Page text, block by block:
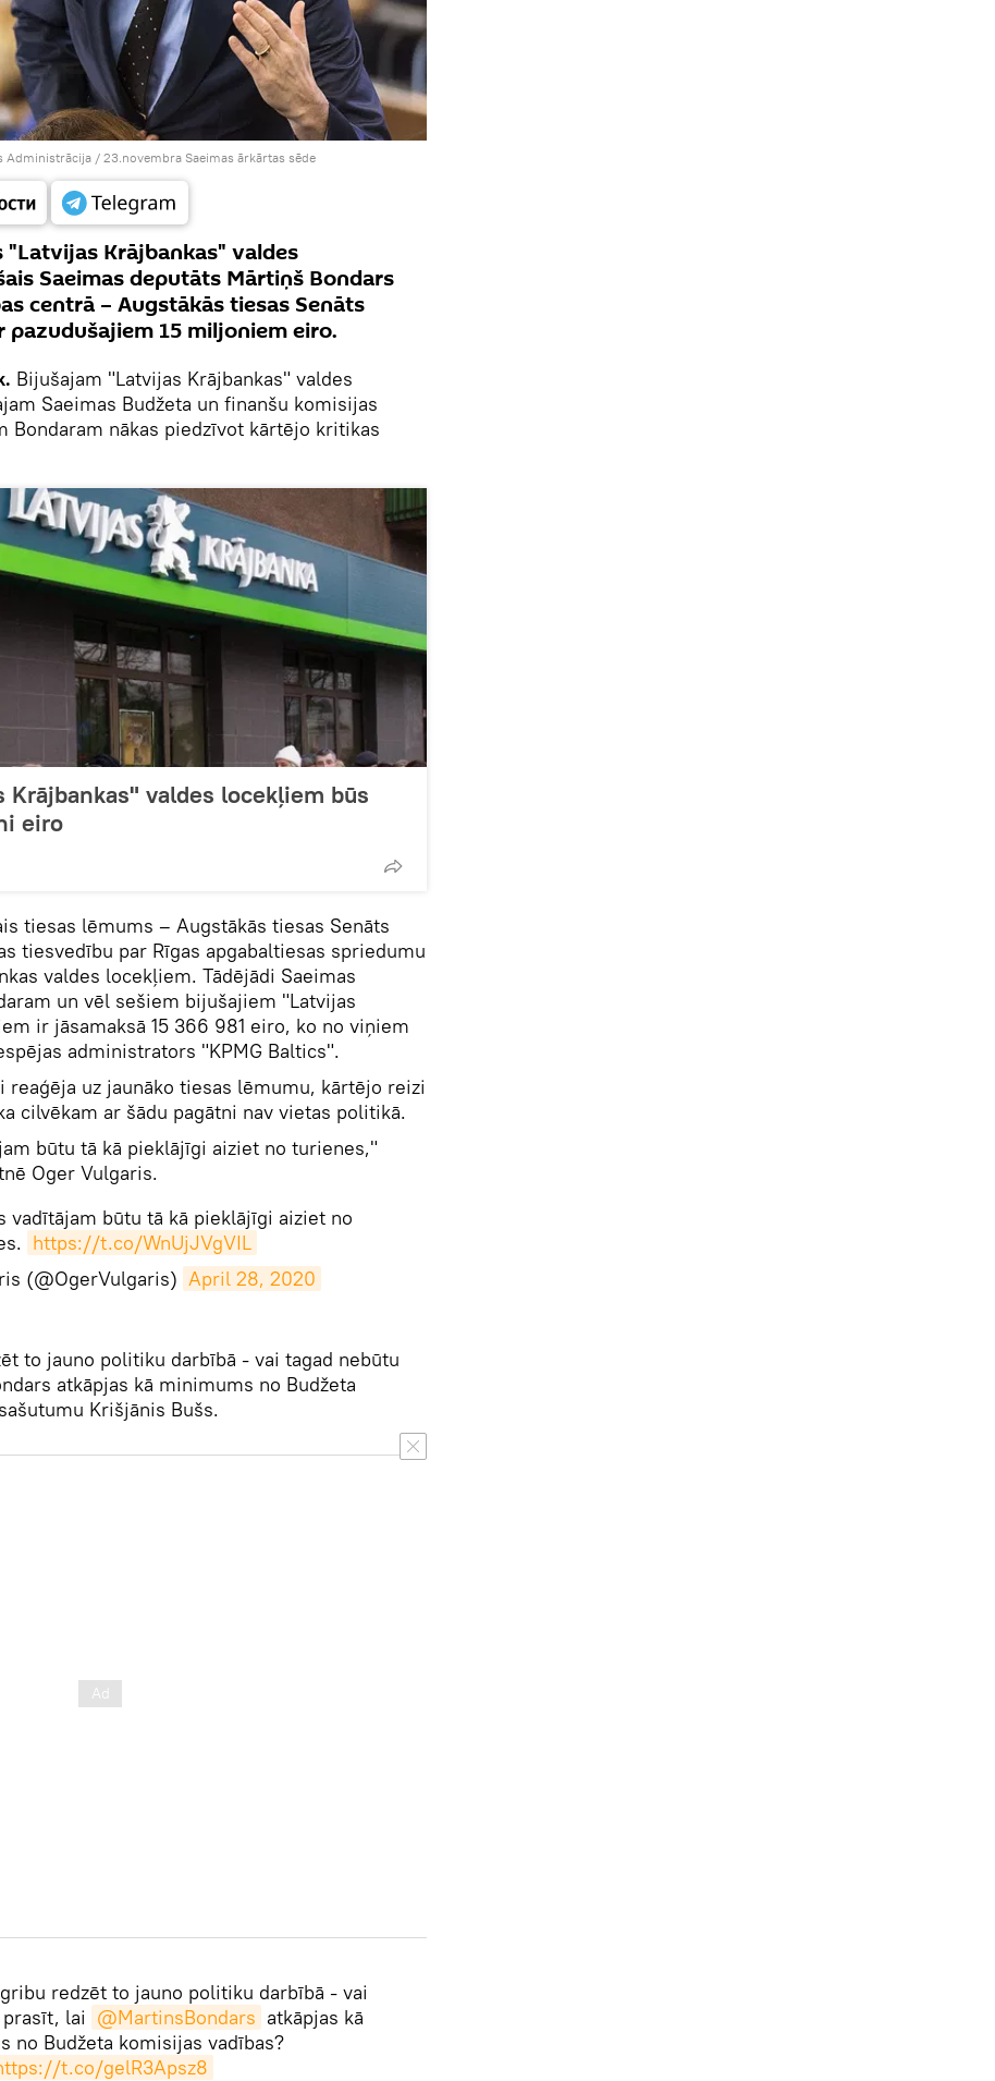
Administrācija / 23.novembra Saeimas ārkārtas sēde
Krājbankas" valdes
Saeimas deputāts Mārtiņš Bondars
centrā – Augstākās tiesas Senāts
15 miljoniem eiro.
Bijušajam "Latvijas Krājbankas" valdes
Saeimas Budžeta un finanšu komisijas
Bondaram nākas piedzīvot kārtējo kritikas
valdes locekļiem būs
eiro
tiesas lēmums – Augstākās tiesas Senāts
tiesvedību par Rīgas apgabaltiesas spriedumu
valdes locekļiem. Tādējādi Saeimas
un vēl sešiem bijušajiem "Latvijas
ir jāsamaksā 15 366 981 eiro, ko no viņiem
administrators "KPMG Baltics".
uz jaunāko tiesas lēmumu, kārtējo reizi
cilvēkam ar šādu pagātni nav vietas politikā.
būtu tā kā pieklājīgi aiziet no turienes,"
Oger Vulgaris.
vadītājam būtu tā kā pieklājīgi aiziet no
https://t.co/WnUjJVgVIL
(@OgerVulgaris) April 28, 2020
to jauno politiku darbībā - vai tagad nebūtu
atkāpjas kā minimums no Budžeta
Krišjānis Bušs.
redzēt to jauno politiku darbībā - vai
lai @MartinsBondars atkāpjas kā
no Budžeta komisijas vadības?
t.co/gelR3Apsz8